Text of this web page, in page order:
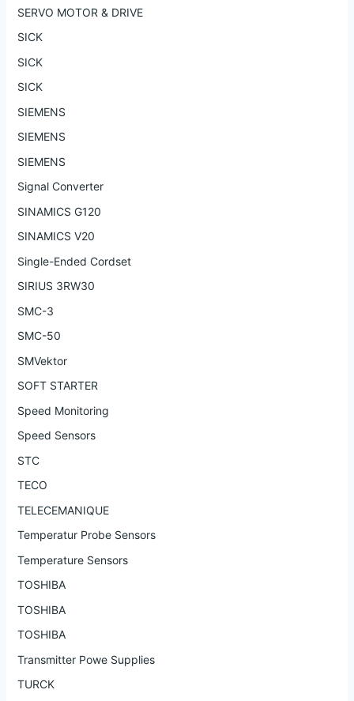
SERVO MOTOR & DRIVE
SICK
SICK
SICK
SIEMENS
SIEMENS
SIEMENS
Signal Converter
SINAMICS G120
SINAMICS V20
Single-Ended Cordset
SIRIUS 3RW30
SMC-3
SMC-50
SMVektor
SOFT STARTER
Speed Monitoring
Speed Sensors
STC
TECO
TELECEMANIQUE
Temperatur Probe Sensors
Temperature Sensors
TOSHIBA
TOSHIBA
TOSHIBA
Transmitter Powe Supplies
TURCK